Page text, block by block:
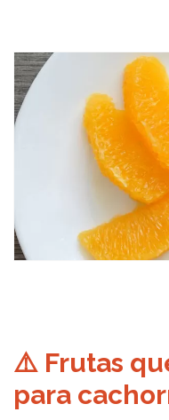
⚠️ Frutas
para